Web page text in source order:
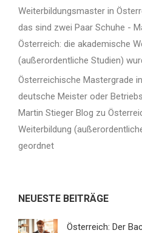
Weiterbildungsmaster in
das sind zwei Paar Schuhe -
Österreich: die akademische
(außerordentliche Studien)
Österreichische Mastergrade
deutsche Meister oder
Martin Stieger Blog zu
Weiterbildung
geordnet
NEUESTE BEITRÄGE
Österreich: Der